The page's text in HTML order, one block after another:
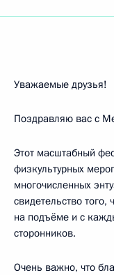
Уважаемые друзья!
Поздравляю вас с
Этот масштабный
физкультурных
многочисленных
свидетельство
на подъёме и с
сторонников.
Очень важно, что